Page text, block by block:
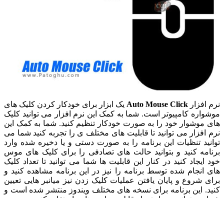
نرم افزار Auto Mouse Click یک ابزار برای خودکار کردن کلیک های
موشواره کامپیوتر است. شما به کمک این نرم افزار می توانید کلیک
های موشوار خود را به صورت خودکار تنظیم کنید. شما به کمک این
نرم افزار می توانید تا قابلیت های مختلف ی را تجربه کنید شما می
توانید تنظیات این برنامه را به صورت دستی و یا دخیره شده وارد
برنامه کنید و بتوانید حالت های تصادفی را برای کلیک های موس
خود ایجاد کنید در کنار این قابلیت ها شما می توانید تا تعداد کلیک
های انجام شده توسط برنامه را نیز در این برنامه مشاهده کنید و
برای شروع و پایان یافتن عملیات کلیک زدن نیز میانبر هایی تعیین
کنید. این برنامه برای نسخه های مختلف ویندوز منتشر شده است و